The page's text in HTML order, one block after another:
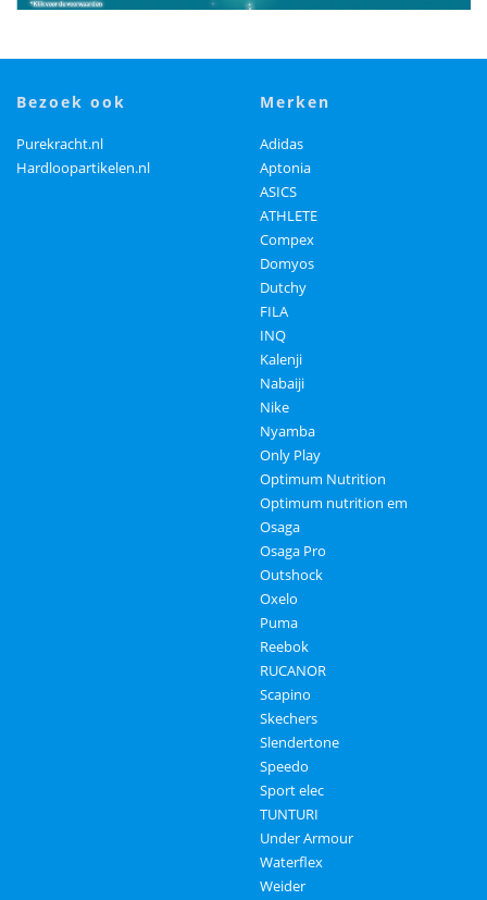
bezoek ook
Purekracht.nl
Hardloopartikelen.nl
merken
Adidas
Aptonia
ASICS
ATHLETE
Compex
Domyos
Dutchy
FILA
INQ
Kalenji
Nabaiji
Nike
Nyamba
Only Play
Optimum Nutrition
Optimum nutrition em
Osaga
Osaga Pro
Outshock
Oxelo
Puma
Reebok
RUCANOR
Scapino
Skechers
Slendertone
Speedo
Sport elec
TUNTURI
Under Armour
Waterflex
Weider